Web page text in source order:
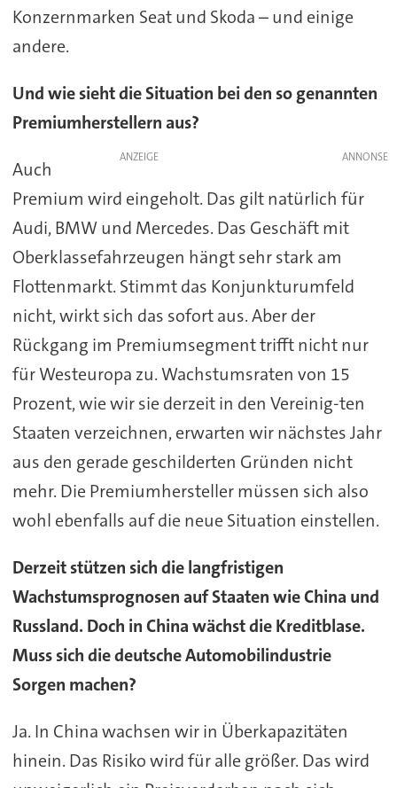
Konzernmarken Seat und Skoda – und einige
andere.
Und wie sieht die Situation bei den so genannten
Premiumherstellern aus?
ANZEIGE
Auch
Premium wird eingeholt. Das gilt natürlich für
Audi, BMW und Mercedes. Das Geschäft mit
Oberklassefahrzeugen hängt sehr stark am
Flottenmarkt. Stimmt das Konjunkturumfeld
nicht, wirkt sich das sofort aus. Aber der
Rückgang im Premiumsegment trifft nicht nur
für Westeuropa zu. Wachstumsraten von 15
Prozent, wie wir sie derzeit in den Vereinig-ten
Staaten verzeichnen, erwarten wir nächstes Jahr
aus den gerade geschilderten Gründen nicht
mehr. Die Premiumhersteller müssen sich also
wohl ebenfalls auf die neue Situation einstellen.
Derzeit stützen sich die langfristigen
Wachstumsprognosen auf Staaten wie China und
Russland. Doch in China wächst die Kreditblase.
Muss sich die deutsche Automobilindustrie
Sorgen machen?
Ja. In China wachsen wir in Überkapazitäten
hinein. Das Risiko wird für alle größer. Das wird